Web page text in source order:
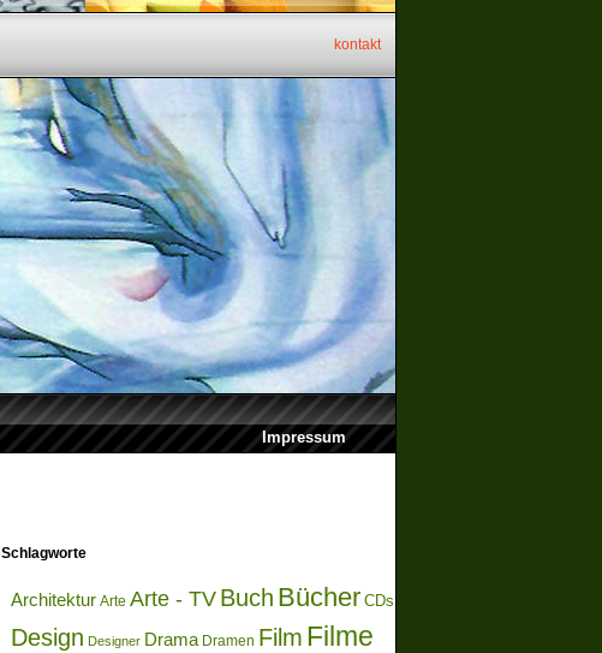
kontakt
Impressum
Schlagworte
Architektur Arte Arte - TVBuch Bücher CDs
Design Designer Drama Dramen Film Filme